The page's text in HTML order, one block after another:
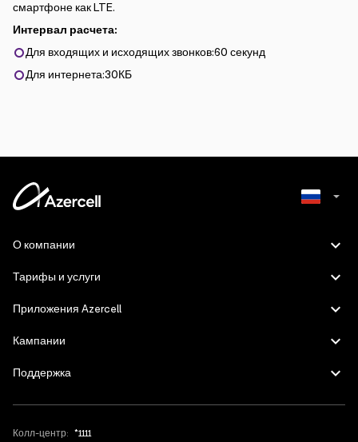
смартфоне как LTE.
Интервал расчета:
Для входящих и исходящих звонков:60 секунд
Для интернета:30КБ
О компании
Тарифы и услуги
Приложения Azercell
Кампании
Поддержка
Колл-центр: *1111